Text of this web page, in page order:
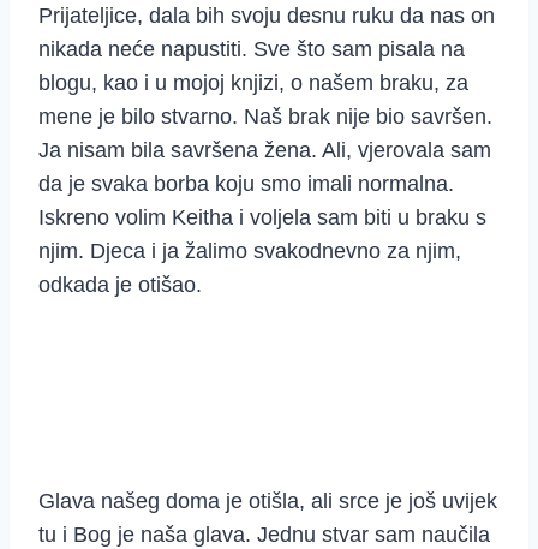
Prijateljice, dala bih svoju desnu ruku da nas on
nikada neće napustiti. Sve što sam pisala na
blogu, kao i u mojoj knjizi, o našem braku, za
mene je bilo stvarno. Naš brak nije bio savršen.
Ja nisam bila savršena žena. Ali, vjerovala sam
da je svaka borba koju smo imali normalna.
Iskreno volim Keitha i voljela sam biti u braku s
njim. Djeca i ja žalimo svakodnevno za njim,
odkada je otišao.
Glava našeg doma je otišla, ali srce je još uvijek
tu i Bog je naša glava. Jednu stvar sam naučila